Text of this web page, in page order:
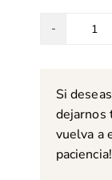
Si
dejarnos
vuelva a
paciencia!